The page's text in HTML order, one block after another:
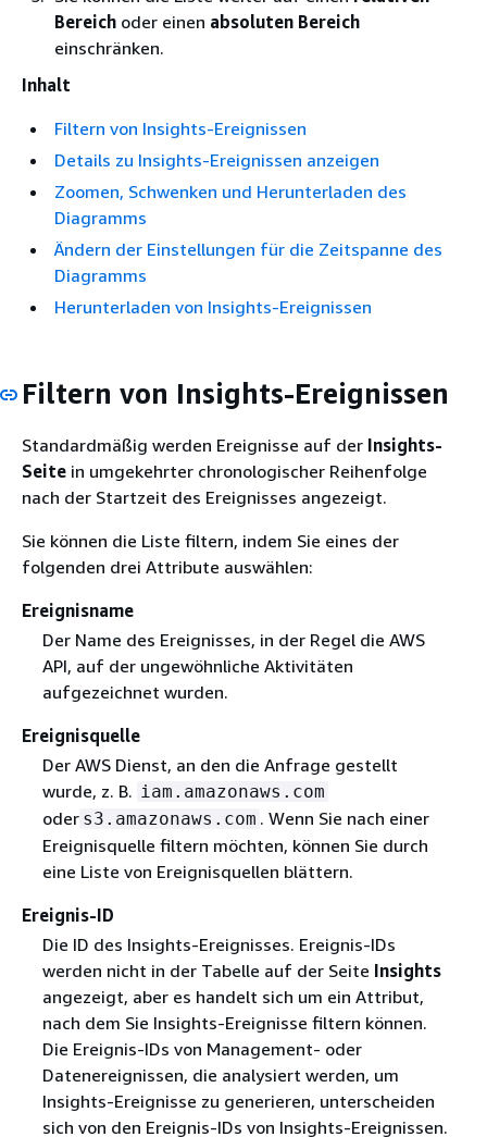
Bereich oder einen absoluten Bereich
einschränken.
Inhalt
Filtern von Insights-Ereignissen
Details zu Insights-Ereignissen anzeigen
Zoomen, Schwenken und Herunterladen des
Diagramms
Ändern der Einstellungen für die Zeitspanne des
Diagramms
Herunterladen von Insights-Ereignissen
Filtern von Insights-Ereignissen
Standardmäßig werden Ereignisse auf der Insights-
Seite in umgekehrter chronologischer Reihenfolge
nach der Startzeit des Ereignisses angezeigt.
Sie können die Liste filtern, indem Sie eines der
folgenden drei Attribute auswählen:
Ereignisname
Der Name des Ereignisses, in der Regel die AWS
API, auf der ungewöhnliche Aktivitäten
aufgezeichnet wurden.
Ereignisquelle
Der AWS Dienst, an den die Anfrage gestellt
wurde, z. B. iam.amazonaws.com
oder s3.amazonaws.com . Wenn Sie nach einer
Ereignisquelle filtern möchten, können Sie durch
eine Liste von Ereignisquellen blättern.
Ereignis-ID
Die ID des Insights-Ereignisses. Ereignis-IDs
werden nicht in der Tabelle auf der Seite Insights
angezeigt, aber es handelt sich um ein Attribut,
nach dem Sie Insights-Ereignisse filtern können.
Die Ereignis-IDs von Management- oder
Datenereignissen, die analysiert werden, um
Insights-Ereignisse zu generieren, unterscheiden
sich von den Ereignis-IDs von Insights-Ereignissen.